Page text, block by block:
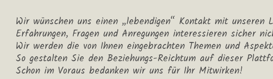
Wir wünschen uns einen „lebendigen“ Kontakt mit
Erfahrungen, Fragen und Anregungen interessieren sicher
Wir werden die von Ihnen eingebrachten Themen und
So gestalten Sie den Beziehungs-Reichtum auf dieser
Schon im Voraus bedanken wir uns für Ihr Mitwirken!